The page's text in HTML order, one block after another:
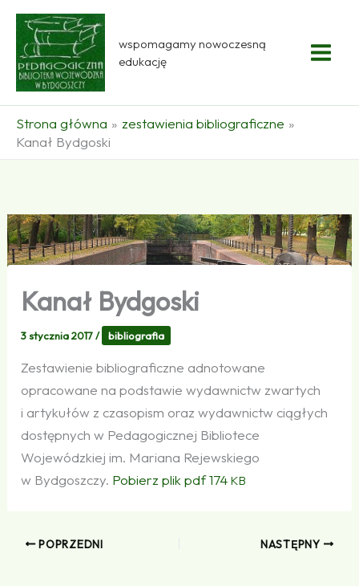
Przejdź
treści
wspomagamy nowoczesną
edukację
Strona główna
zestawienia bibliograficzne
Kanał Bydgoski
Kanał Bydgoski
3 stycznia 2017/ bibliografia
Zestawienie bibliograficzne adnotowane
opracowane na podstawie wydawnictw zwartych
i artykułów z czasopism oraz wydawnictw ciągłych
dostępnych w Pedagogicznej Bibliotece
Wojewódzkiej im. Mariana Rejewskiego
w Bydgoszczy. Pobierz plik pdf 174KB
POPRZEDNI NASTĘPNY